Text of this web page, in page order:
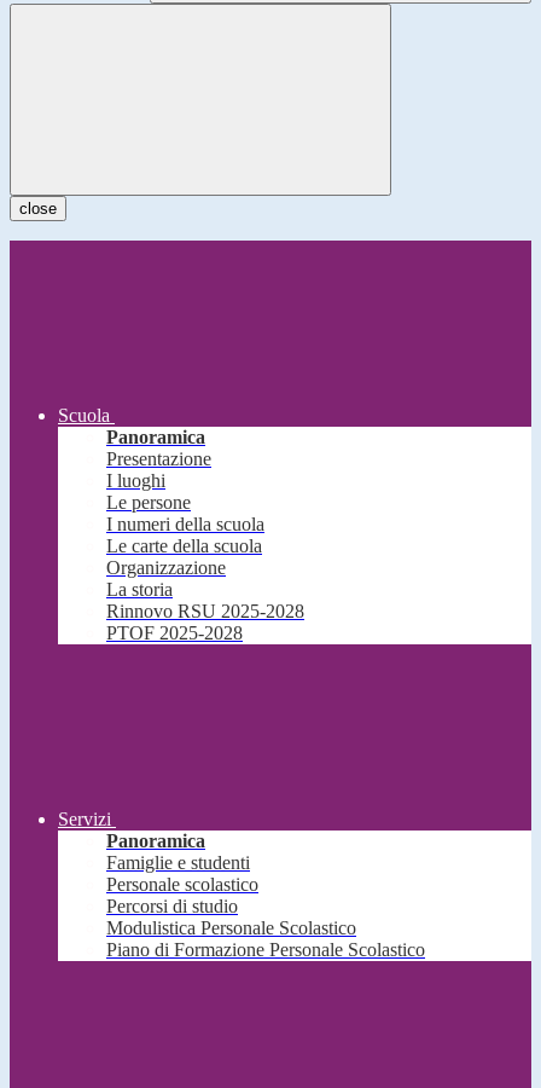
close
Scuola
Panoramica
Presentazione
I luoghi
Le persone
I numeri della scuola
Le carte della scuola
Organizzazione
La storia
Rinnovo RSU 2025-2028
PTOF 2025-2028
Servizi
Panoramica
Famiglie e studenti
Personale scolastico
Percorsi di studio
Modulistica Personale Scolastico
Piano di Formazione Personale Scolastico